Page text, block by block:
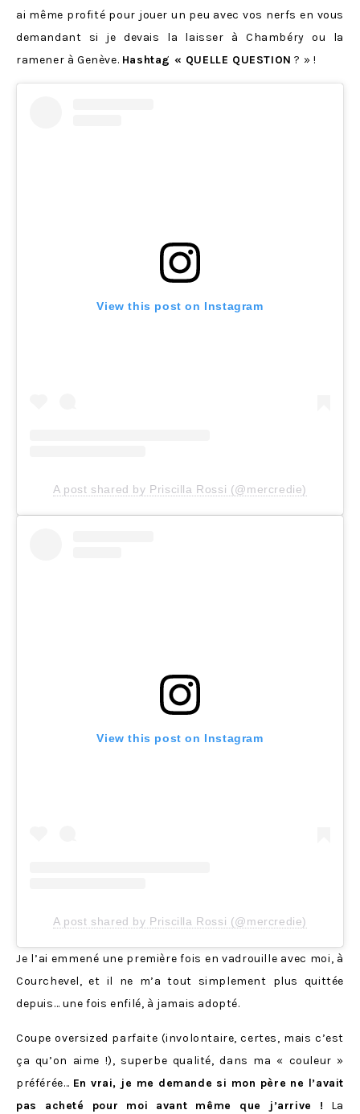
ai même profité pour jouer un peu avec vos nerfs en vous
demandant si je devais la laisser à Chambéry ou la
ramener à Genève. Hashtag « QUELLE QUESTION ? » !
View this post on Instagram
A post shared by Priscilla Rossi (@mercredie)
View this post on Instagram
A post shared by Priscilla Rossi (@mercredie)
Je l’ai emmené une première fois en vadrouille avec moi, à
Courchevel, et il ne m’a tout simplement plus quittée
depuis… une fois enfilé, à jamais adopté.
Coupe oversized parfaite (involontaire, certes, mais c’est
ça qu’on aime !), superbe qualité, dans ma « couleur »
préférée… En vrai, je me demande si mon père ne l’avait
pas acheté pour moi avant même que j’arrive ! La